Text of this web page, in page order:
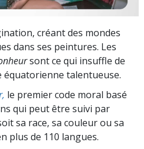
créant des mondes
dans ses peintures. Les
sont ce qui insuffle de
équatorienne talentueuse.
le premier code moral basé
qui peut être suivi par
sa race, sa couleur ou sa
plus de 110 langues.